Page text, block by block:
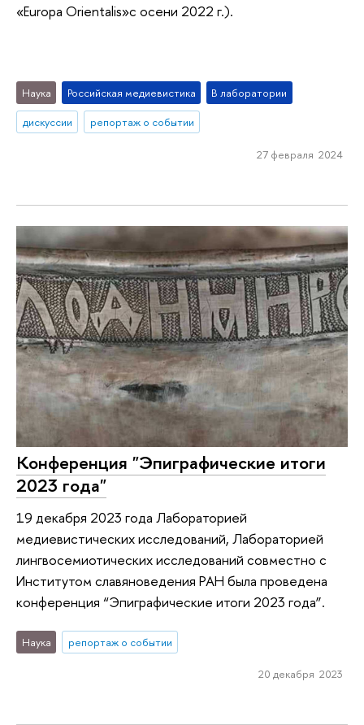
«Europa Orientalis»с осени 2022 г.).
Наука Российская медиевистика
В лаборатории
дискуссии
репортаж о событии
27 февраля 2024
Конференция "Эпиграфические итоги
2023 года"
19 декабря 2023 года Лабораторией
медиевистических исследований, Лабораторией
лингвосемиотических исследований совместно с
Институтом славяноведения РАН была проведена
конференция “Эпиграфические итоги 2023 года”.
Наука репортаж о событии
20 декабря 2023